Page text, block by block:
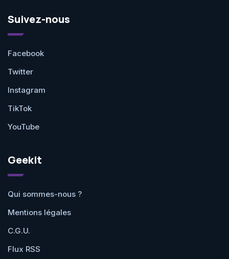
Suivez-nous
Facebook
Twitter
Instagram
TikTok
YouTube
Geekit
Qui sommes-nous ?
Mentions légales
C.G.U.
Flux RSS